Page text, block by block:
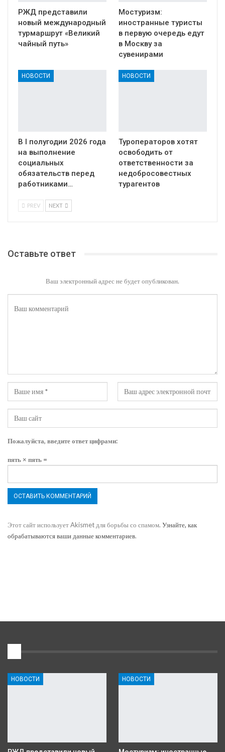
РЖД представили
новый международный
турмаршрут «Великий
чайный путь»
Мостуризм:
иностранные туристы
в первую очередь едут
в Москву за
сувенирами
НОВОСТИ
В I полугодии 2026 года
на выполнение
социальных
обязательств перед
работниками…
НОВОСТИ
Туроператоров хотят
освободить от
ответственности за
недобросовестных
турагентов
PREV NEXT
Оставьте ответ
Ваш электронный адрес не будет опубликован.
Пожалуйста, введите ответ цифрами:
пять × пять =
Этот сайт использует Akismet для борьбы со спамом. Узнайте, как
обрабатываются ваши данные комментариев.
НОВОСТИ НОВОСТИ